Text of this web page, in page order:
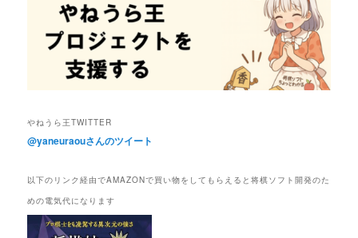
やねうら王TWITTER
@yaneuraouさんのツイート
以下のリンク経由でAMAZONで買い物をしてもらえると将棋ソフト開発のた
めの電気代になります